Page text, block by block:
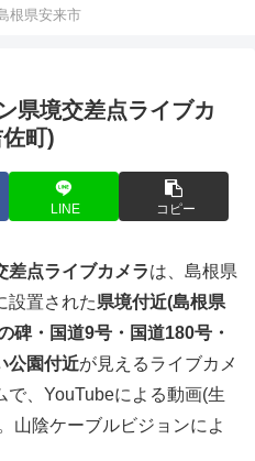
根県安来市
県境交差点ライブカ
町)
LINE コピー
差点ライブカメラは、島根県
設置された県境付近(島根県
碑・国道9号・国道180号・
公園付近が見えるライブカメ
で、YouTubeによる動画(生
山陰ケーブルビジョンによ